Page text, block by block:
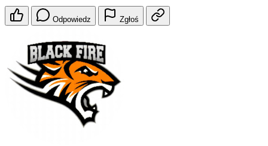
Odpowiedz Zgłoś